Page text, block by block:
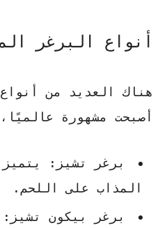
أنواع البرغر
هناك العديد من
أصبحت مشهورة
برغر تشيز:
المذاب على اللحم.
برغر بيكون